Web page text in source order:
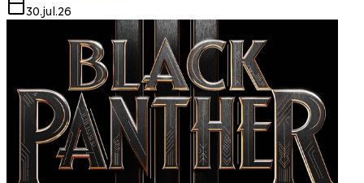
30.jul.26